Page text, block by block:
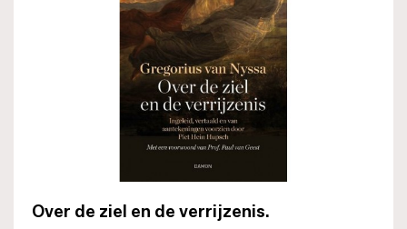
Over de ziel en de verrijzenis.